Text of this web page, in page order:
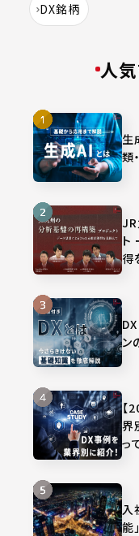
DX銘柄
人
生
類
ト
得
ン
【
界
っ
入
能